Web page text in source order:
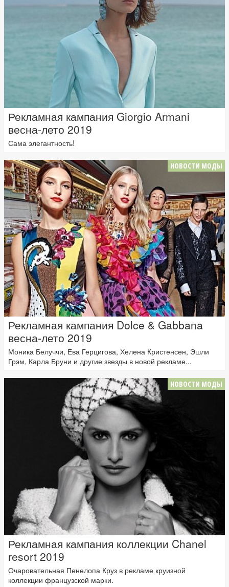
Рекламная кампания Giorgio Armani
весна-лето 2019
Сама элегантность!
НОВОСТИ МОДЫ
Рекламная кампания Dolce & Gabbana
весна-лето 2019
Моника Белуччи, Ева Герцигова, Хелена Кристенсен, Эшли
Грэм, Карла Бруни и другие звезды в новой рекламе...
НОВОСТИ МОДЫ
Рекламная кампания коллекции Chanel
resort 2019
Очаровательная Пенелопа Круз в рекламе круизной
коллекции французской марки.